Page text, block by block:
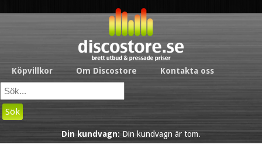
Köpvillkor Om Discostore Kontakta oss
Sök
Din kundvagn: Din kundvagn är tom.